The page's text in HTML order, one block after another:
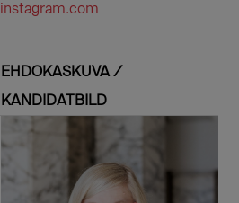
instagram.com
EHDOKASKUVA /
KANDIDATBILD